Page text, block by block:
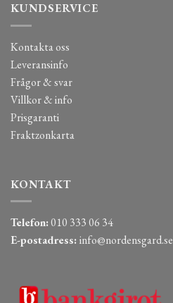
KUNDSERVICE
Kontakta oss
Leveransinfo
Frågor & svar
Villkor & info
Prisgaranti
Fraktzonkarta
KONTAKT
Telefon:010 333 06 34
E-postadress: info@nordensgard.se